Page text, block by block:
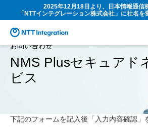
2025年12月18日より、日本情報通信
「NTTインテグレーション株式会社」に社名を
お問い合わせ
NMS Plusセキュアド
ビス
下記のフォームを記入後「入力内容確認」